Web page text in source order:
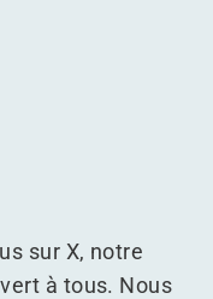
sur X, notre
à tous. Nous